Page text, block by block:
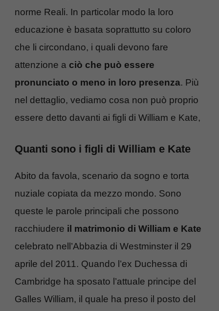
norme Reali. In particolar modo la loro
educazione è basata soprattutto su coloro
che li circondano, i quali devono fare
attenzione a ciò che può essere
pronunciato o meno in loro presenza. Più
nel dettaglio, vediamo cosa non può proprio
essere detto davanti ai figli di William e Kate,
Quanti sono i figli di William e Kate
Abito da favola, scenario da sogno e torta
nuziale copiata da mezzo mondo. Sono
queste le parole principali che possono
racchiudere il matrimonio di William e Kate
celebrato nell’Abbazia di Westminster il 29
aprile del 2011. Quando l’ex Duchessa di
Cambridge ha sposato l’attuale principe del
Galles William, il quale ha preso il posto del